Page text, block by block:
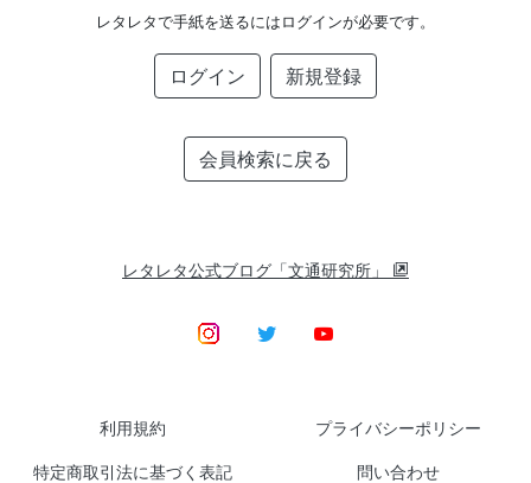
レタレタで手紙を送るにはログインが必要です。
ログイン 新規登録
会員検索に戻る
レタレタ公式ブログ「文通研究所」
利用規約 プライバシーポリシー
特定商取引法に基づく表記 問い合わせ